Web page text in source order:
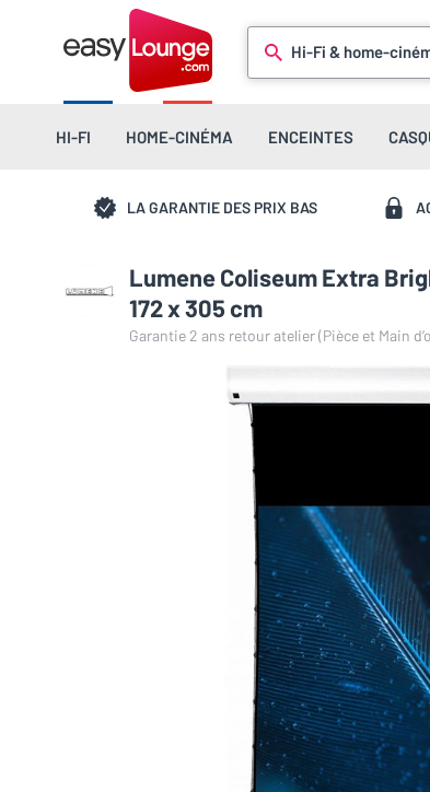
Hi-Fi & home-
HI-FI HOME-CINÉMA ENCEINTES
LA GARANTIE DES PRIX BAS
Lumene Coliseum Extra
172 x 305 cm
Garantie 2 ans retour atelier (Pièce et Main